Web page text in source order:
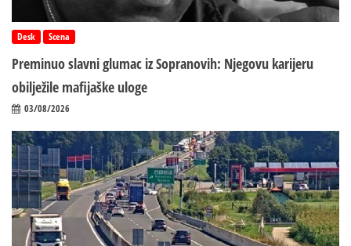
Desk Scena
Preminuo slavni glumac iz Sopranovih: Njegovu karijeru
obilježile mafijaške uloge
03/08/2026